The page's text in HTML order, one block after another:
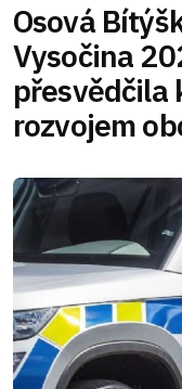
Osová
Vysočina
přesvědčila
rozvojem